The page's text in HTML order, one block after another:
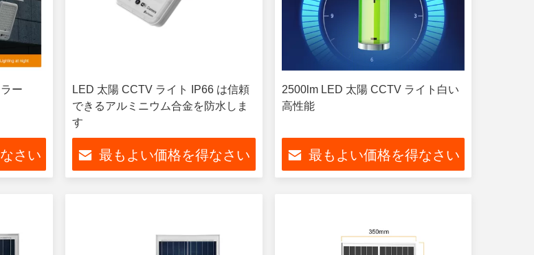
ー
さい
LED 太陽 CCTV ライト IP66 は信頼
できるアルミニウム合金を防水しま
す
最もよい価格を得なさい
2500lm LED 太陽 CCTV ライト白い
高性能
最もよい価格を得なさい